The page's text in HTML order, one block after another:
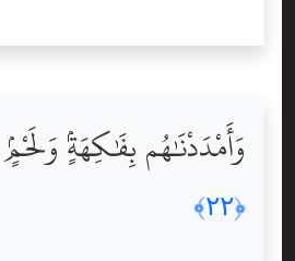
وَأَمْدَدْنَٰهُم بِفَٰكِهَةٍۢ
﴿٢٢﴾